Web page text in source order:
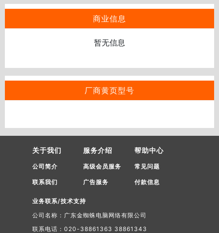
商业信息
暂无信息
厂商黄页型号
关于我们
公司简介
联系我们
服务介绍
高级会员服务
广告服务
帮助中心
常见问题
付款信息
业务联系/技术支持
公司名称：广东金蜘蛛电脑网络有限公司
联系电话：020-38861363 38861343